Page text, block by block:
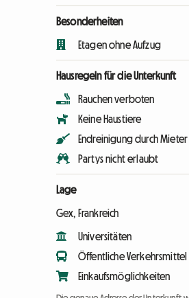
Besonderheiten
Etagen ohne Aufzug
Hausregeln für die Unterkunft
Rauchen verboten
Keine Haustiere
Endreinigung durch Mieter
Partys nicht erlaubt
Lage
Gex, Frankreich
Universitäten
Öffentliche Verkehrsmittel
Einkaufsmöglichkeiten